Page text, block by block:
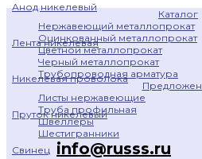
Анод никелевый
Лента никелевая
Никелевая проволока
Пруток никелевый
Свинец
Каталог
Нержавеющий металлопрокат
Оцинкованный металлопрокат
Цветной металлопрокат
Черный металлопрокат
Трубопроводная арматура
Листы нержавеющие
Труба профильная
Швеллеры
Шестигранники
info@russs.ru